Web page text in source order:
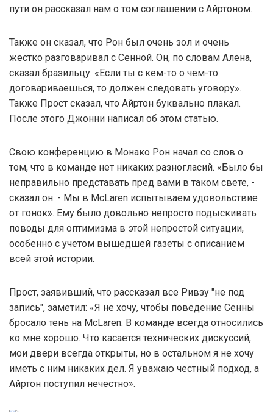
пути он рассказал нам о том соглашении с Айртоном.
Также он сказал, что Рон был очень зол и очень
жестко разговаривал с Сенной. Он, по словам Алена,
сказал бразильцу: «Если ты с кем-то о чем-то
договариваешься, то должен следовать уговору».
Также Прост сказал, что Айртон буквально плакал.
После этого Джонни написал об этом статью.
Свою конференцию в Монако Рон начал со слов о
том, что в команде нет никаких разногласий. «Было бы
неправильно представать пред вами в таком свете, -
сказал он. - Мы в McLaren испытываем удовольствие
от гонок». Ему было довольно непросто подыскивать
поводы для оптимизма в этой непростой ситуации,
особенно с учетом вышедшей газеты с описанием
всей этой истории.
Прост, заявивший, что рассказал все Ривзу "не под
запись", заметил: «Я не хочу, чтобы поведение Сенны
бросало тень на McLaren. В команде всегда относились
ко мне хорошо. Что касается технических дискуссий,
мои двери всегда открыты, но в остальном я не хочу
иметь с ним никаких дел. Я уважаю честный подход, а
Айртон поступил нечестно».